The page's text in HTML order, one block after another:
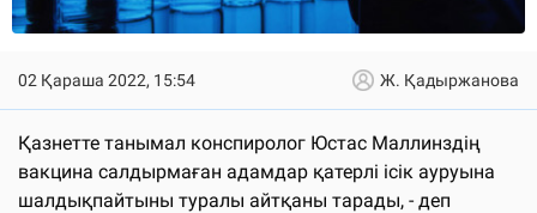
02 Қараша 2022, 15:54 Ж. Қадыржанова
Қазнетте танымал конспиролог Юстас Маллинздің
вакцина салдырмаған адамдар қатерлі ісік ауруына
шалдықпайтыны туралы айтқаны тарады, - деп